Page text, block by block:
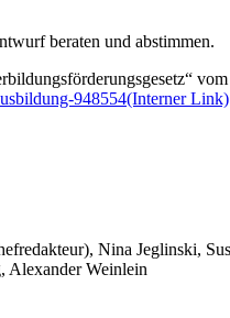
beraten und abstimmen.
948554(Interner Link)
Nina Jeglinski,
Alexander Weinlein